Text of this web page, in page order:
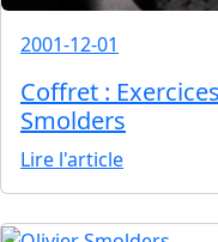
2001-12-01
Coffret :
Smolders
Lire l'article